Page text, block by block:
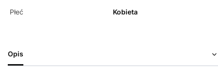
Płeć Kobieta
Opis